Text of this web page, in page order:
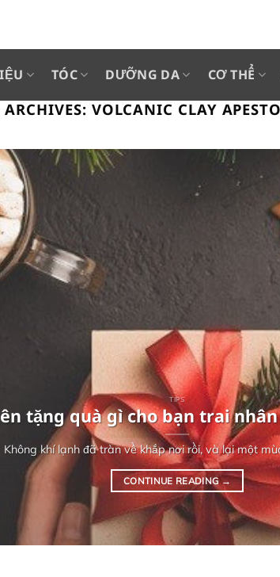
TÓC DƯỠNG DA CƠ THỂ
ARCHIVES: VOLCANIC CLAY
TIPS
tặng quà gì cho bạn trai nhân
Không khí lạnh đã tràn về khắp nơi rồi, và lại một
CONTINUE READING→